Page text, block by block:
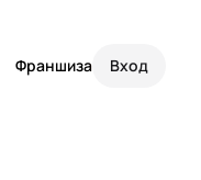
Франшиза Вход